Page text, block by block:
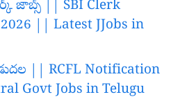
జాబ్స్ || SBI Clerk
|| Latest JJobs in
|| RCFL Notification
Govt Jobs in Telugu